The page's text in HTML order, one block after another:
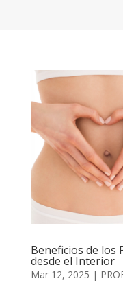
Beneficios de los
desde el Interior
Mar 12, 2025 |